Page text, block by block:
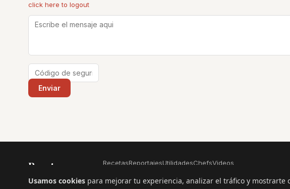
click here to logout
Recetas RecetasReportajesUtilidadesChefsVideos
Usamos cookies para mejorar tu experiencia, analizar el tráfico y mostrarte